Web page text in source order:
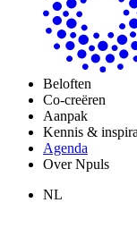
Beloften
Co-creëren
Aanpak
Kennis &
Agenda
Over Npuls
NL